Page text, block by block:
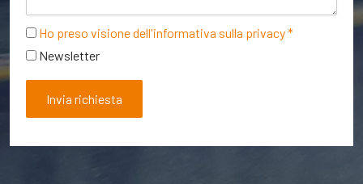
Ho preso visione dell'informativa sulla privacy *
Newsletter
Invia richiesta